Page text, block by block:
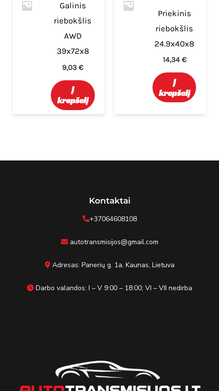
Galinis
riebokšlis
AWD
39x72x8
9,03€
Į
krepšelį
Priekinis
riebokšlis
24.9x40x8
14,34 €
Į
krepšelį
Kontaktai
+37064608108
autotransmisijos@gmail.com
Adresas: Panerių g. 1a, Kaunas, Lietuva
Darbo valandos: I – V 9:00 – 18:00; VI – VII nedirba